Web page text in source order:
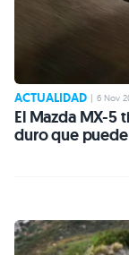
ACTUALIDAD | 6 Nov
El Mazda MX-
duro que